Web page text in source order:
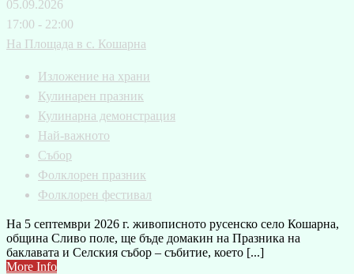
05.09.2026
17:00 - 22:00
На Площада в с. Кошарна
Изложение на храни
Кулинарен празник
Кулинарна демонстрация
Най-важното
Събор
Фолклорен празник
Фолклорен фестивал
На 5 септември 2026 г. живописното русенско село Кошарна,
община Сливо поле, ще бъде домакин на Празника на
баклавата и Селския събор – събитие, което [...]
More Info